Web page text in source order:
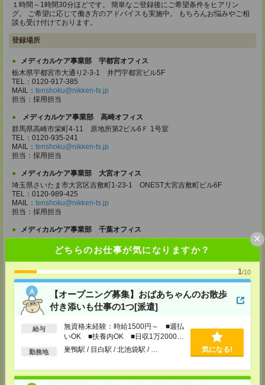
どちらのお仕事が気になりますか？
1/10
【オープニング募集】おばあちゃんのお散歩
付き添いも仕事の1つ[派遣]
給与
無資格未経験：時給1500円～ ■週払
いOK ■扶養内OK ■日収1万2000円
以上
勤務地 巣鴨駅 / 目白駅 / 北池袋駅 / … 気になる!
×
１時間～1時間30分ほどです。 簡単なご登録後にご希望条件をヒアリン
グ。 ご希望に応じて働き方のアドバイスも実施中。 もちろんお悩みやご相
談も受け付けております。
登録場所
メディカルケア事業部 宇都宮オフィス
栃木県宇都宮市大通り2-3-1 井門宇都宮ビル5F
TEL：0120-917-385
MAIL： tenshoku@nikken-ts.jp
担当：採用担当
メディカルケア事業部 高崎オフィス
群馬県高崎市栄町4-11 原地所第2ビル6Ｆ 1号室
TEL：0120-935-241
MAIL： tenshoku@nikken-ts.jp
担当：採用担当
メディカルケア事業部 大宮オフィス
埼玉県さいたま市大宮区吉敷町1-23-1 ONEST大宮吉敷町ビル6F
TEL：0120-989-425
MAIL： tenshoku@nikken-ts.jp
担当：採用担当
メディカルケア事業部 千葉オフィス
TEL：0120-998-758
担当：採用担当
メディカルケア事業部 柏オフィス
千葉県柏市末広町5-19 第12関口ビル7F 705号室
TEL：0120-935-218
MAIL：tenshoku@nikken-ts.jp
担当：採用担当
メディカルケア事業部 新宿オフィス
東京都新宿区新宿2-3-10 新宿御苑ビル6階
MAIL：tenshoku@nikken-ts.jp
担当：採用担当